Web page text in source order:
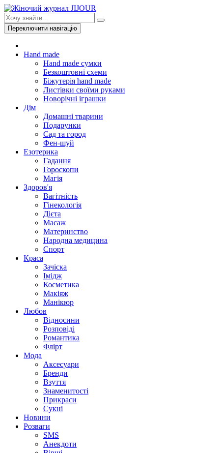
Переключити навігацію
Hand made
Hand made сумки
Безкоштовні схеми
Біжутерія hand made
Листівки своїми руками
Новорічні іграшки
Дім
Домашні тварини
Подарунки
Сад та город
Фен-шуй
Езотерика
Гадання
Гороскопи
Магія
Здоров'я
Вагітність
Гінекологія
Дієта
Масаж
Материнство
Народна медицина
Спорт
Краса
Зачіска
Імідж
Косметика
Макіяж
Манікюр
Любов
Відносини
Розповіді
Романтика
Флірт
Мода
Аксесуари
Бренди
Взуття
Знаменитості
Прикраси
Сукні
Новини
Розваги
SMS
Анекдоти